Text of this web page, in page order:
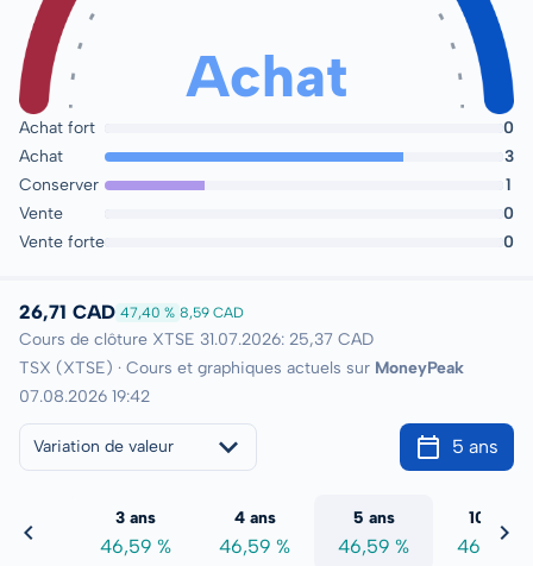
Achat
Achat fort
Achat
Conserver
Vente
Vente forte
0
3
1
0
0
26,71 CAD 47,40 % 8,59 CAD
Cours de clôture XTSE 31.07.2026: 25,37 CAD
TSX (XTSE) · Cours et graphiques actuels sur MoneyPeak
07.08.2026 19:42
Variation de valeur 5 ans
%
3 ans
46,59 %
4 ans
46,59 %
5 ans
46,59 %
10 ans
46,59 %